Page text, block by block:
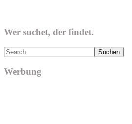
Wer suchet, der findet.
Search
Werbung